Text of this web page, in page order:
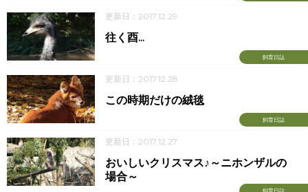
更新日：2017.12.29
飼育日誌
往く酉...
更新日：2017.12.28
飼育日誌
この時期だけの絨毯
更新日：2017.12.27
飼育日誌
おいしいクリスマス♪～ニホンザルの
場合～